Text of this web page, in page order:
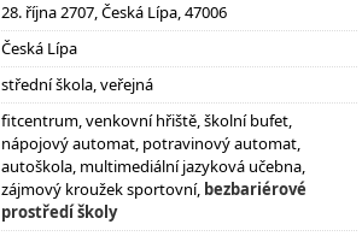
28. října 2707, Česká Lípa, 47006
Česká Lípa
střední škola, veřejná
fitcentrum, venkovní hřiště, školní bufet,
nápojový automat, potravinový automat,
autoškola, multimediální jazyková učebna,
zájmový kroužek sportovní, bezbariérové
prostředí školy